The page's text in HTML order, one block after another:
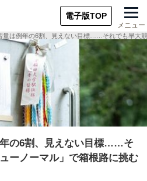
電子版TOP
メニュー
量は例年の6割、見えない目標……それでも早大
の6割、見えない目標……そ
ーノーマル」で箱根路に挑む